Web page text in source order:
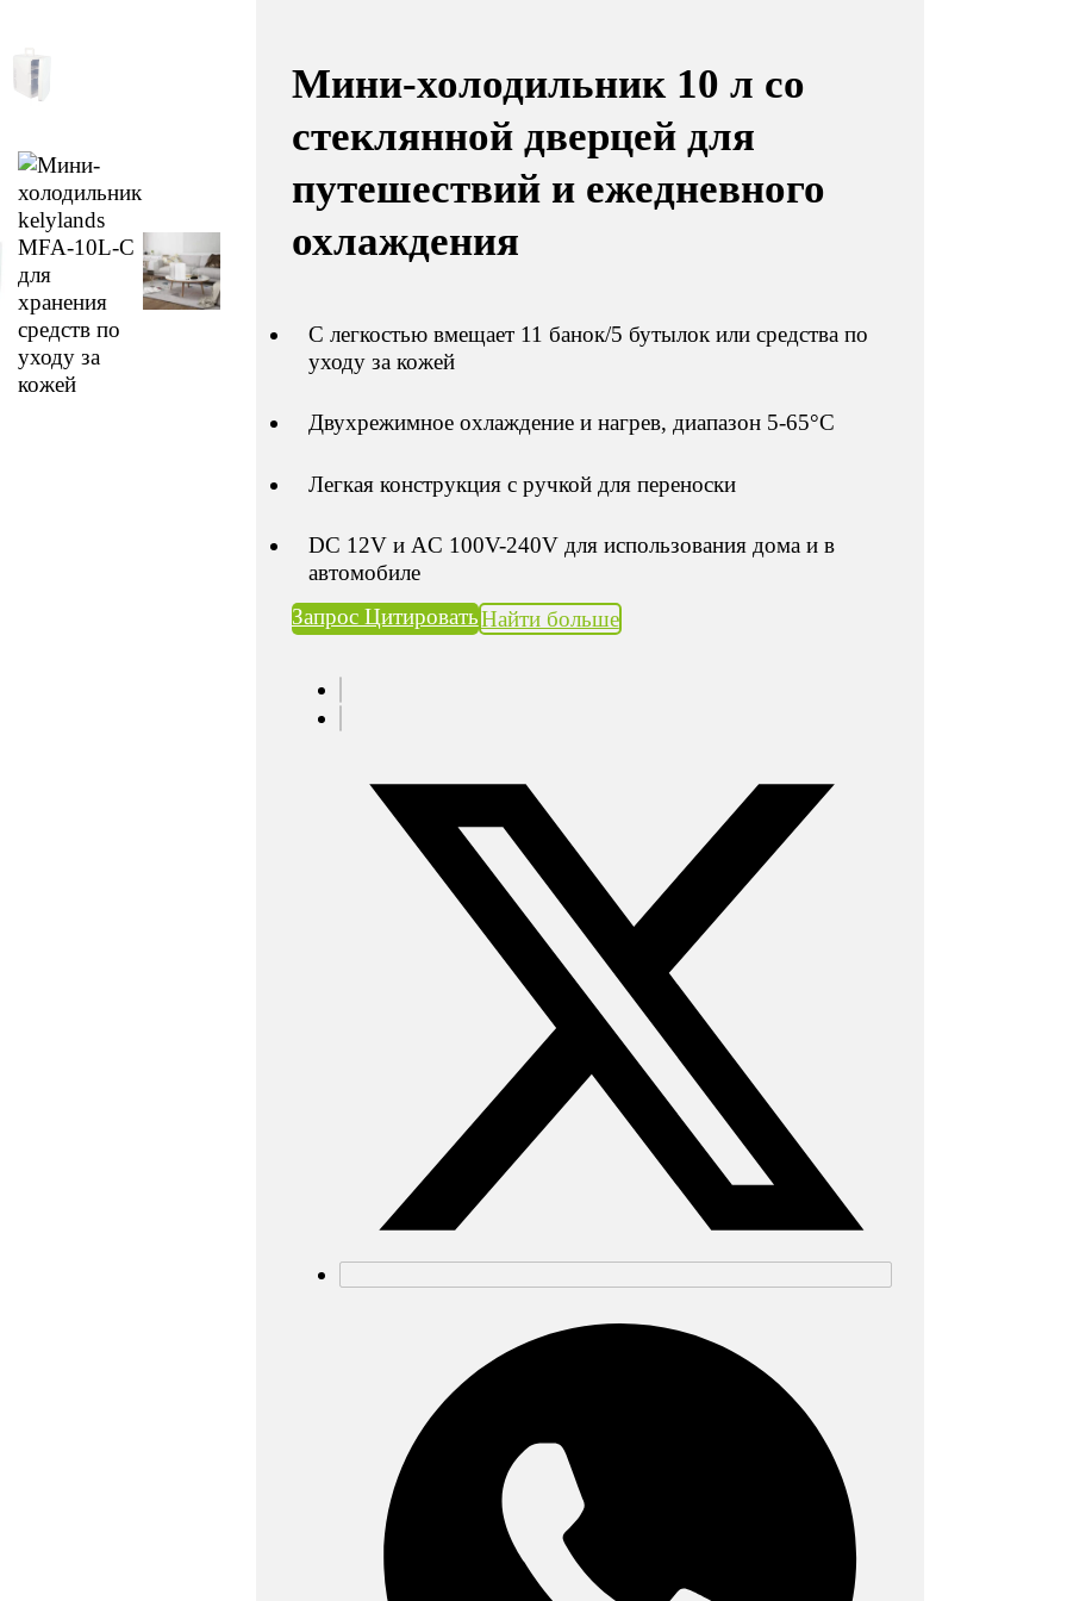
Мини-холодильник 10 л со
стеклянной дверцей для
путешествий и ежедневного
охлаждения
С легкостью вмещает 11 банок/5 бутылок или средства по
уходу за кожей
Двухрежимное охлаждение и нагрев, диапазон 5-65°C
Легкая конструкция с ручкой для переноски
DC 12V и AC 100V-240V для использования дома и в
автомобиле
Запрос ЦитироватьНайти больше